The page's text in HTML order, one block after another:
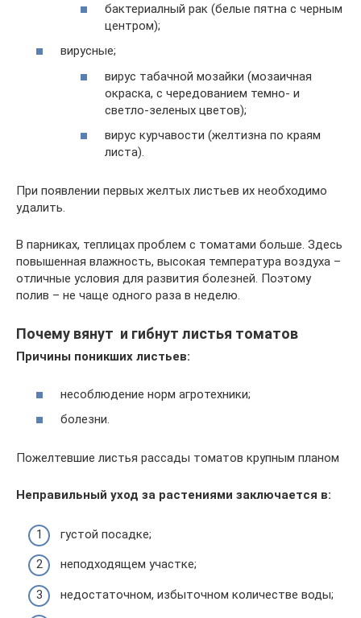
бактериалный рак (белые пятна с черным
центром);
вирусные;
вирус табачной мозайки (мозаичная
окраска, с чередованием темно- и
светло-зеленых цветов);
вирус курчавости (желтизна по краям
листа).
При появлении первых желтых листьев их необходимо
удалить.
В парниках, теплицах проблем с томатами больше. Здесь
повышенная влажность, высокая температура воздуха –
отличные условия для развития болезней. Поэтому
полив – не чаще одного раза в неделю.
Почему вянут и гибнут листья томатов
Причины поникших листьев:
несоблюдение норм агротехники;
болезни.
Пожелтевшие листья рассады томатов крупным планом
Неправильный уход за растениями заключается в:
густой посадке;
неподходящем участке;
недостаточном, избыточном количестве воды;